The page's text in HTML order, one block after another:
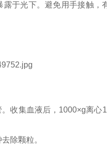
于光下。避免用手接触，
收集血液后，1000×g离心
除颗粒。